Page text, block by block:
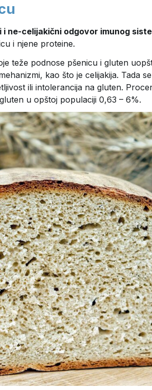
i ne-celijakični odgovor imunog
i njene proteine.
teže podnose pšenicu i gluten
kao što je celijakija. Tada
ili intolerancija na gluten.
u opštoj populaciji 0,63 – 6%.